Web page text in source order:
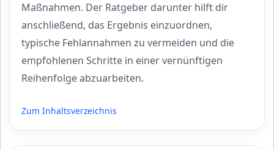
Maßnahmen. Der Ratgeber darunter hilft dir
anschließend, das Ergebnis einzuordnen,
typische Fehlannahmen zu vermeiden und die
empfohlenen Schritte in einer vernünftigen
Reihenfolge abzuarbeiten.
Zum Inhaltsverzeichnis